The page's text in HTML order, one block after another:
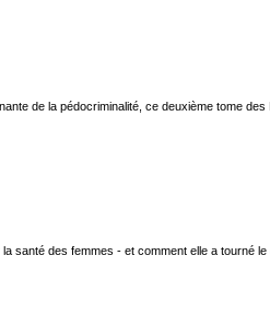
de la pédocriminalité, ce deuxième tome
des femmes - et comment elle a tourné le